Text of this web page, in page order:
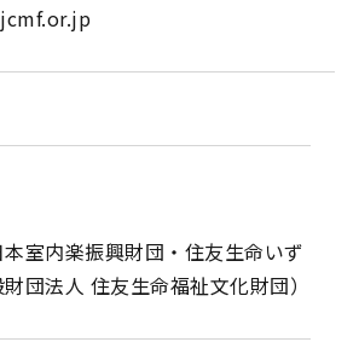
室内楽振興財団・住友生命いず
団法人 住友生命福祉文化財団）